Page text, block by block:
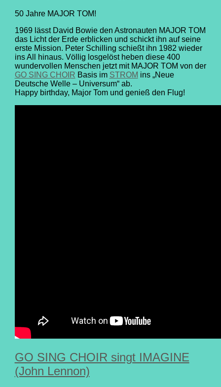
50 Jahre MAJOR TOM!
1969 lässt David Bowie den Astronauten MAJOR TOM
das Licht der Erde erblicken und schickt ihn auf seine
erste Mission. Peter Schilling schießt ihn 1982 wieder
ins All hinaus. Völlig losgelöst heben diese 400
wundervollen Menschen jetzt mit MAJOR TOM von der
GO SING CHOIR Basis im STROM ins „Neue
Deutsche Welle – Universum“ ab.
Happy birthday, Major Tom und genieß den Flug!
GO SING CHOIR singt IMAGINE
(John Lennon)